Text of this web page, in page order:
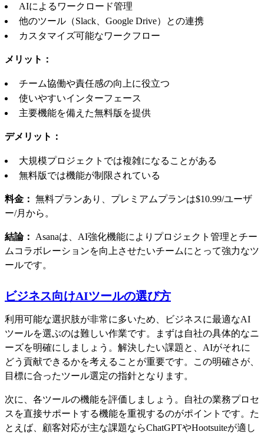
AIによるワークロード管理
他のツール（Slack、Google Drive）との連携
カスタマイズ可能なワークフロー
メリット：
チーム協働や責任感の向上に役立つ
使いやすいインターフェース
主要機能を備えた無料版を提供
デメリット：
大規模プロジェクトでは複雑になることがある
無料版では機能が制限されている
料金： 無料プランあり、プレミアムプランは$10.99/ユーザ
ー/月から。
結論：
Asanaは、AI強化機能によりプロジェクト管理とチー
ムコラボレーションを向上させたいチームにとって強力なツ
ールです。
ビジネス向けAIツールの選び方
利用可能な選択肢が非常に多いため、ビジネスに最適なAI
ツールを選ぶのは難しい作業です。まずは自社の具体的なニ
ーズを明確にしましょう。解決したい課題と、AIがそれに
どう貢献できるかを考えることが重要です。この明確さが、
目標に合ったツール選定の指針となります。
次に、各ツールの機能を評価しましょう。自社の業務プロセ
スを直接サポートする機能を重視するのがポイントです。た
とえば、顧客対応が主な課題ならChatGPTやHootsuiteが適し